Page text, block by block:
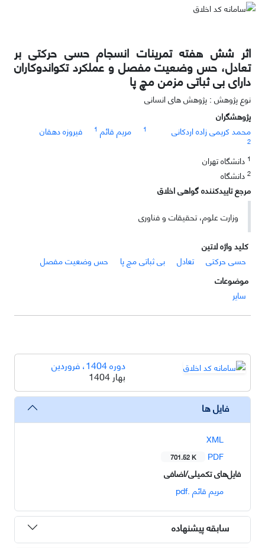
اثر شش هفته تمرینات انسجام حسی حرکتی بر
تعادل، حس وضعیت مفصل و عملکرد تکواندوکاران
دارای بی ثباتی مزمن مچ پا
نوع پژوهش : پژوهش های انسانی
پژوهشگران
محمد کریمی زاده اردکانی
1 مریم قائم 1 فیروزه دهقان
2
1 دانشگاه تهران
2 دانشگاه
مرجع تاییدکننده گواهی اخلاق
وزارت علوم، تحقیقات و فناوری
کلید واژه لاتین
حسی حرکتی
تعادل بی ثباتی مچ پا
حس وضعیت مفصل
موضوعات
سایر
دوره 1404، فروردین
بهار 1404
فایل ها
XML
PDF
701.52 K
فایل‌های تکمیلی/اضافی
مریم قائم .pdf
سابقه پیشنهاده